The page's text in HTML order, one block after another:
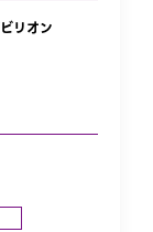
リオン